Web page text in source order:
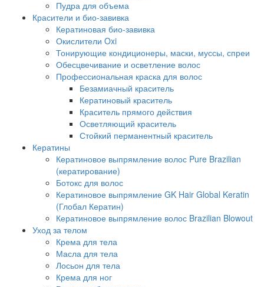
Пудра для объема
Красители и био-завивка
Кератиновая био-завивка
Окислители Oxi
Тонирующие кондиционеры, маски, муссы, спреи
Обесцвечивание и осветление волос
Профессиональная краска для волос
Безамиачный краситель
Кератиновый краситель
Краситель прямого действия
Осветляющий краситель
Стойкий перманентный краситель
Кератины
Кератиновое выпрямление волос Pure Brazilian
(кератирование)
Ботокс для волос
Кератиновое выпрямление GK Hair Global Keratin
(Глобал Кератин)
Кератиновое выпрямление волос Brazilian Blowout
Уход за телом
Крема для тела
Масла для тела
Лосьон для тела
Крема для ног